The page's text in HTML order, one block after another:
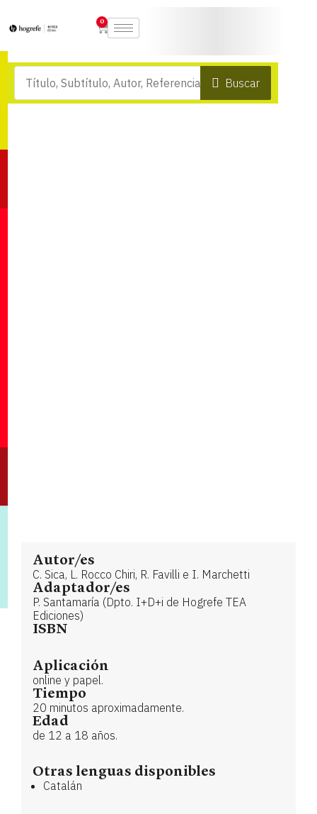
0
Buscar
Autor/es
C. Sica, L. Rocco Chiri, R. Favilli e I. Marchetti
Adaptador/es
P. Santamaría (Dpto. I+D+i de Hogrefe TEA
Ediciones)
ISBN
Aplicación
online y papel.
Tiempo
20 minutos aproximadamente.
Edad
de 12 a 18 años.
Otras lenguas disponibles
Catalán